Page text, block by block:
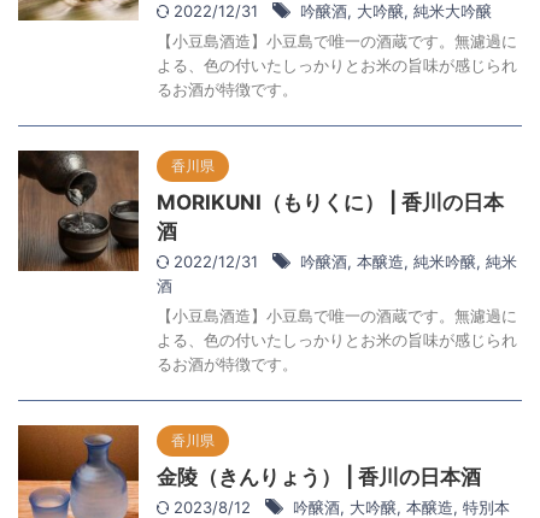
2022/12/31 吟醸酒, 大吟醸, 純米大吟醸
【小豆島酒造】小豆島で唯一の酒蔵です。無濾過に
よる、色の付いたしっかりとお米の旨味が感じられ
るお酒が特徴です。
香川県
MORIKUNI（もりくに） | 香川の日本
酒
2022/12/31 吟醸酒, 本醸造, 純米吟醸, 純米
酒
【小豆島酒造】小豆島で唯一の酒蔵です。無濾過に
よる、色の付いたしっかりとお米の旨味が感じられ
るお酒が特徴です。
香川県
金陵（きんりょう） | 香川の日本酒
2023/8/12 吟醸酒, 大吟醸, 本醸造, 特別本